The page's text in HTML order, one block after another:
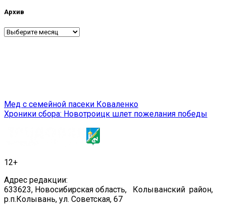
Архив
Архив
Навигация
по
Мед с семейной пасеки Коваленко
Хроники сбора: Новотроицк шлет пожелания победы
12+
Адрес редакции:
633623, Новосибирская область, Колыванский район,
р.п.Колывань, ул. Советская, 67